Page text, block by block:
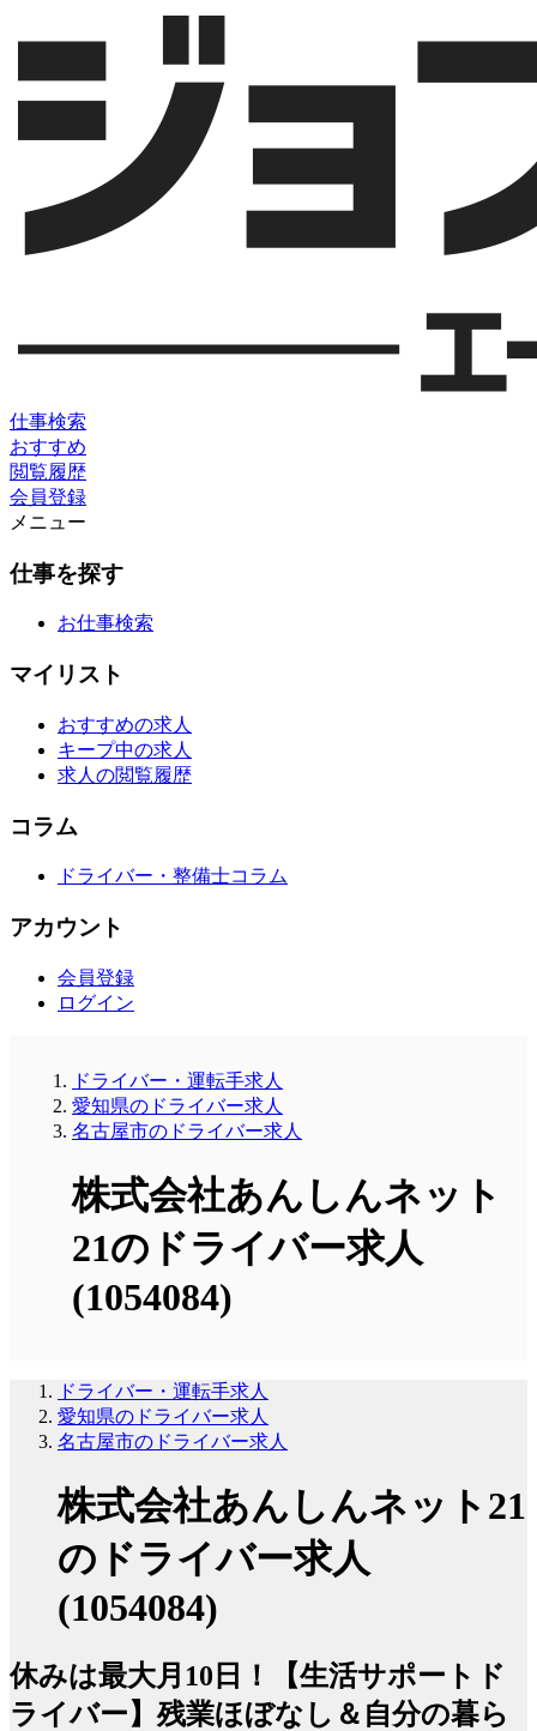
仕事検索
おすすめ
閲覧履歴
会員登録
メニュー
仕事を探す
お仕事検索
マイリスト
おすすめの求人
キープ中の求人
求人の閲覧履歴
コラム
ドライバー・整備士コラム
アカウント
会員登録
ログイン
ドライバー・運転手求人
愛知県のドライバー求人
名古屋市のドライバー求人
株式会社あんしんネット
21のドライバー求人
(1054084)
ドライバー・運転手求人
愛知県のドライバー求人
名古屋市のドライバー求人
株式会社あんしんネット21
のドライバー求人
(1054084)
休みは最大月10日！【生活サポートド
ライバー】残業ほぼなし＆自分の暮ら